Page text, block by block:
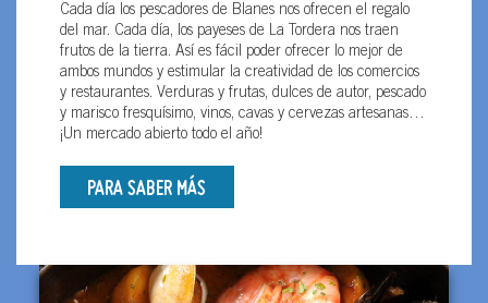
Cada día los pescadores de Blanes nos ofrecen el regalo
del mar. Cada día, los payeses de La Tordera nos traen
frutos de la tierra. Así es fácil poder ofrecer lo mejor de
ambos mundos y estimular la creatividad de los comercios
y restaurantes. Verduras y frutas, dulces de autor, pescado
y marisco fresquísimo, vinos, cavas y cervezas artesanas…
¡Un mercado abierto todo el año!
PARA SABER MÁS